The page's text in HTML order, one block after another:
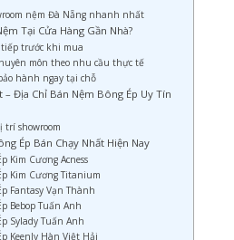
nệm Đà Nẵng nhanh nhất
Tại Cửa Hàng Gần Nhà?
trước khi mua
môn theo nhu cầu thực tế
hành ngay tại chỗ
– Địa Chỉ Bán Nệm Bông Ép Uy Tín
trí showroom
Ép Bán Chạy Nhất Hiện Nay
Kim Cương Acness
Kim Cương Titanium
Fantasy Vạn Thành
Bebop Tuấn Anh
Sylady Tuấn Anh
Keenly Hàn Việt Hải